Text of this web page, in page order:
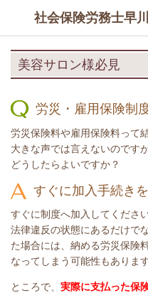
社会保険労務士早
美容サロン様必見
労災・雇用保険制
労災保険料や雇用保険料って
大きな声では言えないのです
どうしたらよいですか？
すぐに加入手続き
すぐに制度へ加入してください
法律違反の状態にあるだけで
た場合には、納める労災保険
なってしまう可能性もあります
ところで、 実際に支払った保